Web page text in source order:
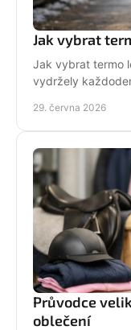
Jak vybrat
Jak vybrat termo
vydržely
29. června 2026
Průvodce
oblečení